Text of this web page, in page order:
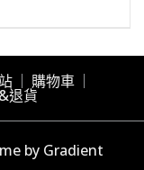
購物車
退貨
by Gradient